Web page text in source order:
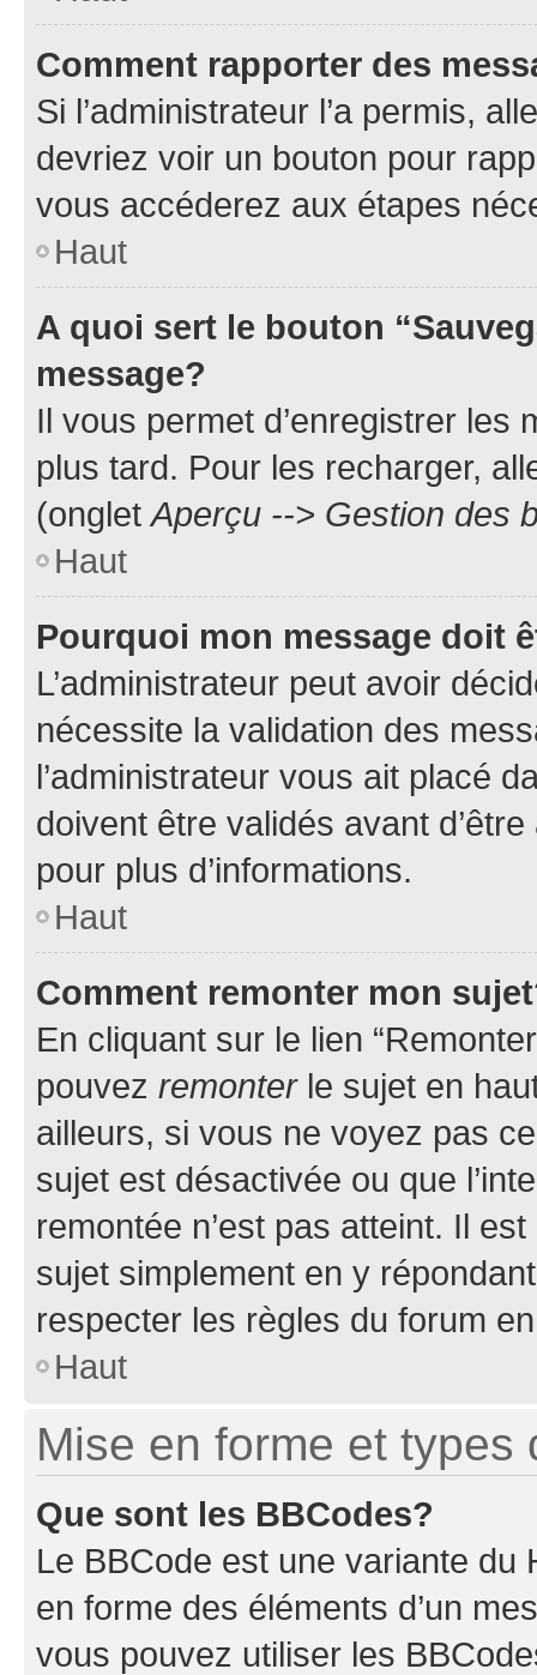
Comment rapporter des
Si l’administrateur l’a permis,
devriez voir un bouton pour
vous accéderez aux étapes
Haut
A quoi sert le bouton
message?
Il vous permet d’enregistrer
plus tard. Pour les recharger,
(ongletAperçu --> Gestion des
Haut
Pourquoi mon message doit
L’administrateur peut avoir
nécessite la validation des
l’administrateur vous ait placé
doivent être validés avant
pour plus d’informations.
Haut
Comment remonter mon
En cliquant sur le lien
pouvez remonterle sujet en
ailleurs, si vous ne voyez pas
sujet est désactivée ou que
remontée n’est pas atteint. Il
sujet simplement en y
respecter les règles du forum
Haut
Mise en forme et types
Que sont les BBCodes?
Le BBCode est une variante du
en forme des éléments d’un
vous pouvez utiliser les